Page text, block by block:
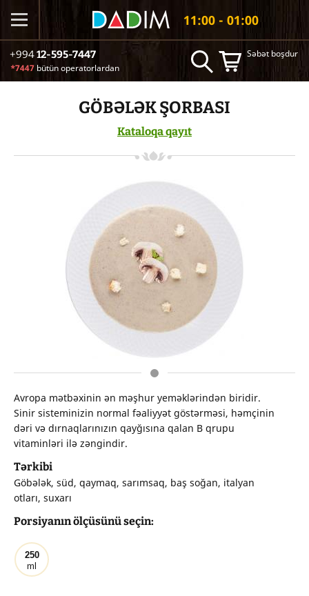
+99412-595-7447
*7447 bütün operatorlardan
11:00 - 01:00
Səbət boşdur
GÖBƏLƏK ŞORBASI
Kataloqa qayıt
Avropa mətbəxinin ən məşhur yeməklərindən biridir.
Sinir sisteminizin normal fəaliyyət göstərməsi, həmçinin
dəri və dırnaqlarınızın qayğısına qalan B qrupu
vitaminləri ilə zəngindir.
Tərkibi
Göbələk, süd, qaymaq, sarımsaq, baş soğan, italyan
otları, suxarı
Porsiyanın ölçüsünü seçin:
250
ml